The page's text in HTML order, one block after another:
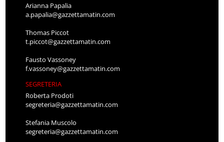
Arianna Papalia
a.papalia@gazzettamatin.com
Thomas Piccot
t.piccot@gazzettamatin.com
Fausto Vassoney
f.vassoney@gazzettamatin.com
SEGRETERIA
Roberta Prodoti
segreteria@gazzettamatin.com
Stefania Muscolo
segreteria@gazzettamatin.com